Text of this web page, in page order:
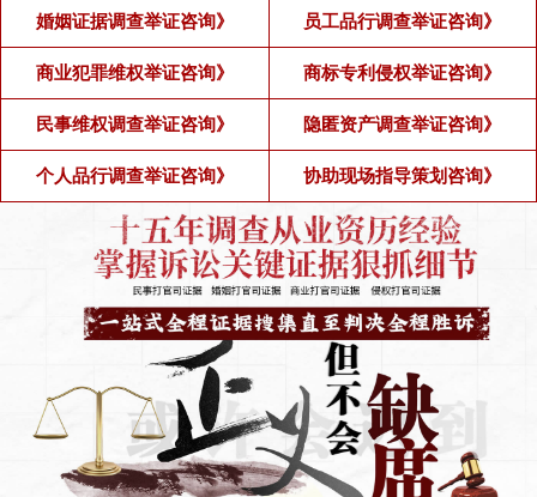
婚姻证据调查举证咨询》 员工品行调查举证咨询》
商业犯罪维权举证咨询》 商标专利侵权举证咨询》
民事维权调查举证咨询》 隐匿资产调查举证咨询》
个人品行调查举证咨询》 协助现场指导策划咨询》